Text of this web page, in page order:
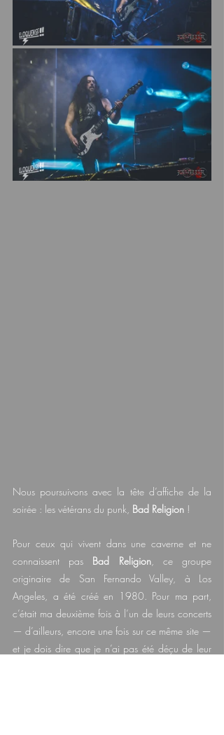
Nous poursuivons avec la tête d’affiche de la
soirée : les vétérans du punk, Bad Religion !
Pour ceux qui vivent dans une caverne et ne
connaissent pas Bad Religion, ce groupe
originaire de San Fernando Valley, à Los
Angeles, a été créé en 1980. Pour ma part,
c’était ma deuxième fois à l’un de leurs concerts
— d’ailleurs, encore une fois sur ce même site —
et je dois dire que je n’ai pas été déçu de leur